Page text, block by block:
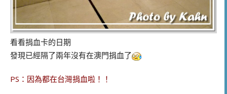
看看捐血卡的日期
發現已經隔了兩年沒有在澳門捐血了
PS：因為都在台灣捐血啦！！